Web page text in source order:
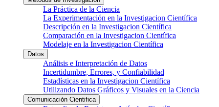
La Práctica de la Ciencia
La Experimentación en la Investigacion Científica
Descripción en la Investigacion Científica
Comparación en la Investigacion Científica
Modelaje en la Investigacion Científica
Datos
Análisis e Interpretación de Datos
Incertidumbre, Errores, y Confiabilidad
Estadísticas en la Investigacion Científica
Utilizando Datos Gráficos y Visuales en la Ciencia
Comunicación Cientifica